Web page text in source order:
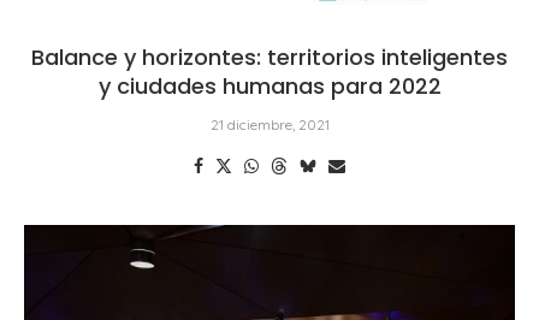
Balance y horizontes: territorios inteligentes
y ciudades humanas para 2022
21 diciembre, 2021